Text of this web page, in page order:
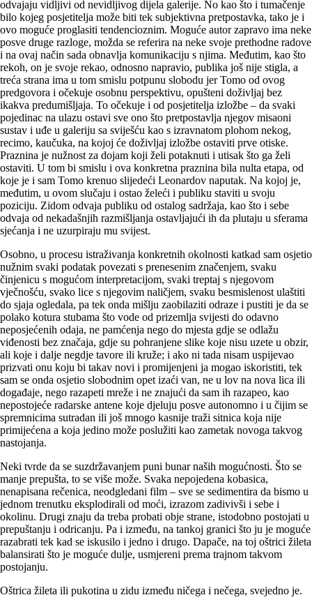
odvajaju vidljivi od nevidljivog dijela galerije. No kao što i tumačenje
bilo kojeg posjetitelja može biti tek subjektivna pretpostavka, tako je i
ovo moguće proglasiti tendencioznim. Moguće autor zapravo ima neke
posve druge razloge, možda se referira na neke svoje prethodne radove
i na ovaj način sada obnavlja komunikaciju s njima. Međutim, kao što
rekoh, on je svoje rekao, odnosno napravio, publika još nije stigla, a
treća strana ima u tom smislu potpunu slobodu jer Tomo od ovog
predgovora i očekuje osobnu perspektivu, opušteni doživljaj bez
ikakva predumišljaja. To očekuje i od posjetitelja izložbe – da svaki
pojedinac na ulazu ostavi sve ono što pretpostavlja njegov misaoni
sustav i uđe u galeriju sa sviješću kao s izravnatom plohom nekog,
recimo, kaučuka, na kojoj će doživljaj izložbe ostaviti prve otiske.
Praznina je nužnost za dojam koji želi potaknuti i utisak što ga želi
ostaviti. U tom bi smislu i ova konkretna praznina bila nulta etapa, od
koje je i sam Tomo krenuo slijedeći Leonardov naputak. Na kojoj je,
međutim, u ovom slučaju i ostao želeći i publiku staviti u svoju
poziciju. Zidom odvaja publiku od ostalog sadržaja, kao što i sebe
odvaja od nekadašnjih razmišljanja ostavljajući ih da plutaju u sferama
sjećanja i ne uzurpiraju mu svijest.
Osobno, u procesu istraživanja konkretnih okolnosti katkad sam osjetio
nužnim svaki podatak povezati s prenesenim značenjem, svaku
činjenicu s mogućom interpretacijom, svaki treptaj s njegovom
vječnošću, svako lice s njegovim naličjem, svaku besmislenost ulaštiti
do sjaja ogledala, pa tek onda mišlju zaobilaziti odraze i pustiti je da se
polako kotura stubama što vode od prizemlja svijesti do odavno
neposjećenih odaja, ne pamćenja nego do mjesta gdje se odlažu
viđenosti bez značaja, gdje su pohranjene slike koje nisu uzete u obzir,
ali koje i dalje negdje tavore ili kruže; i ako ni tada nisam uspijevao
prizvati onu koju bi takav novi i promijenjeni ja mogao iskoristiti, tek
sam se onda osjetio slobodnim opet izaći van, ne u lov na nova lica ili
događaje, nego razapeti mreže i ne znajući da sam ih razapeo, kao
nepostojeće radarske antene koje djeluju posve autonomno i u čijim se
spremnicima sutradan ili još mnogo kasnije traži sitnica koja nije
primijećena a koja jedino može poslužiti kao zametak novoga takvog
nastojanja.
Neki tvrde da se suzdržavanjem puni bunar naših mogućnosti. Što se
manje prepušta, to se više može. Svaka nepojedena kobasica,
nenapisana rečenica, neodgledani film – sve se sedimentira da bismo u
jednom trenutku eksplodirali od moći, izrazom zadivivši i sebe i
okolinu. Drugi znaju da treba probati obje strane, istodobno postojati u
prepuštanju i odricanju. Pa i između, na tankoj granici što ju je moguće
razabrati tek kad se iskusilo i jedno i drugo. Dapače, na toj oštrici žileta
balansirati što je moguće dulje, usmjereni prema trajnom takvom
postojanju.
Oštrica žileta ili pukotina u zidu između ničega i nečega, svejedno je.